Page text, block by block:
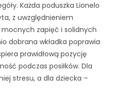
Każda poduszka Lionelo
z uwzględnieniem
zapięć i solidnych
dobrana wkładka poprawia
prawidłową pozycję
podczas posiłków. Dla
stresu, a dla dziecka –